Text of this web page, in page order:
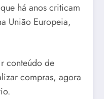
há anos criticam
União Europeia,
conteúdo de
compras, agora